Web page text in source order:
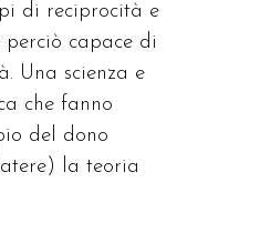
di reciprocità e
capace di
Una scienza e
che fanno
del dono
la teoria